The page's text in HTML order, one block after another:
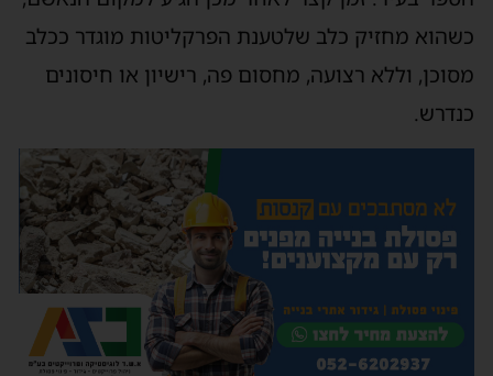
כשהוא מחזיק כלב שלטענת הפרקליטות מוגדר ככלב
מסוכן, וללא רצועה, מחסום פה, רישיון או חיסונים
כנדרש.